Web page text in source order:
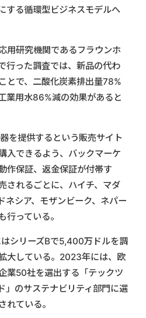
する循環型ビジネスモデルへ
用研究機関であるフラウンホ
行った調査では、新品の代わ
とで、二酸化炭素排出量78%
業用水86%減の効果があると
を提供するという販売サイト
入できるよう、バックマーケ
作保証、返金保証が付帯す
されるごとに、ハイチ、マダ
ネシア、モザンビーク、ネパー
行っている。
シリーズBで5,400万ドルを調
大している。2023年には、欧
業50社を選出する「テックツ
」のサステナビリティ部門に選
れている。